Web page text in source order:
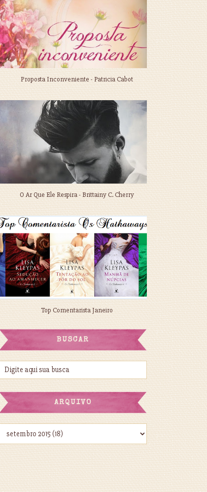
Proposta Inconveniente - Patricia Cabot
O Ar Que Ele Respira - Brittainy C. Cherry
Top Comentarista Janeiro
BUSCAR
ARQUIVO